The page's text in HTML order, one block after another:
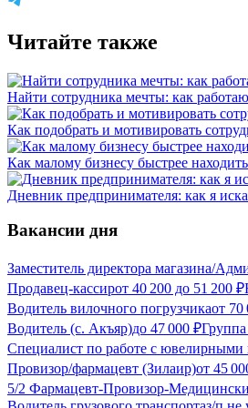
Читайте также
Найти сотрудника мечты: как
Как подобрать и мотивировать
Как малому бизнесу быстрее
Дневник предпринимателя: как я
Вакансии дня
Заместитель директора магазина/
Продавец-кассирот 40 200 до 51 200 ₽
Водитель вилочного погрузчикаот 70
Водитель (с. Акъяр)до 47 000 ₽
Специалист по работе с ювелирными
Провизор/фармацевт (Зилаир)от 45
5/2 Фармацевт-Провизор-